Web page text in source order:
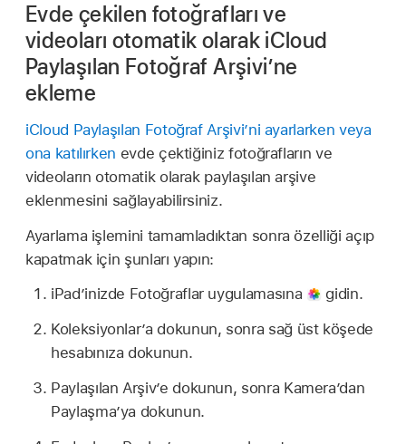
Evde çekilen fotoğrafları ve
videoları otomatik olarak iCloud
Paylaşılan Fotoğraf Arşivi’ne
ekleme
iCloud Paylaşılan Fotoğraf Arşivi’ni ayarlarken veya
ona katılırken evde çektiğiniz fotoğrafların ve
videoların otomatik olarak paylaşılan arşive
eklenmesini sağlayabilirsiniz.
Ayarlama işlemini tamamladıktan sonra özelliği açıp
kapatmak için şunları yapın:
iPad’inizde Fotoğraflar uygulamasına
gidin.
Koleksiyonlar’a dokunun, sonra sağ üst köşede
hesabınıza dokunun.
Paylaşılan Arşiv’e dokunun, sonra Kamera’dan
Paylaşma’ya dokunun.